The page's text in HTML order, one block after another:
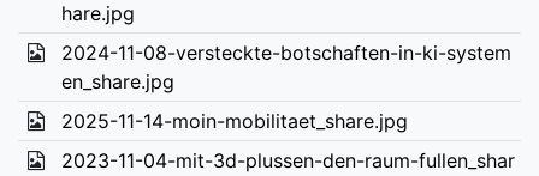
hare.jpg
2024-11-08-versteckte-botschaften-in-ki-system
en_share.jpg
2025-11-14-moin-mobilitaet_share.jpg
2023-11-04-mit-3d-plussen-den-raum-fullen_shar